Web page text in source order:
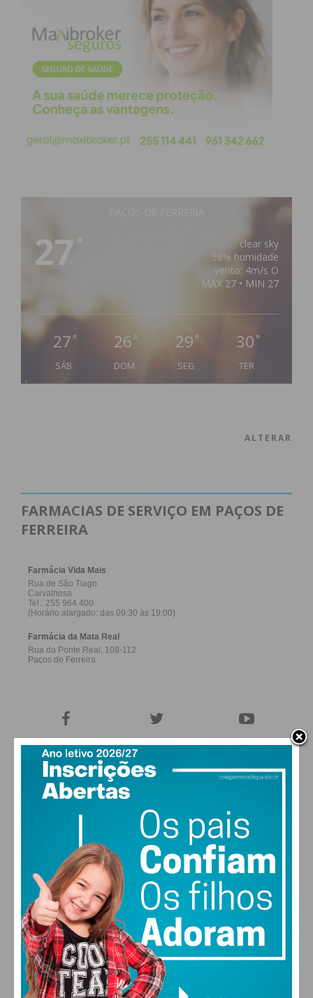
27
clear sky
58% humidade
vento: 4m/s O
MAX 27 • MIN 27
27 °
SÁB
26 °
DOM
29 °
SEG
30 °
TER
ALTERAR
FARMACIAS DE SERVIÇO EM PAÇOS DE
FERREIRA
27,0k
Fans
0 1,2k
577
Readers
MAIS POPULARES